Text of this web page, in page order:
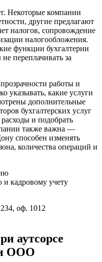
Некоторые компании
другие предлагают
налогов, сопровождение
налогообложения.
функции бухгалтерии
переплачивать за
работы и
указывать, какие услуги
дополнительные
бухгалтерских услуг
и подобрать
также важна —
способен изменять
количества операций и
и кадровому учету
оф. 1012
аутсорсе
и ООО